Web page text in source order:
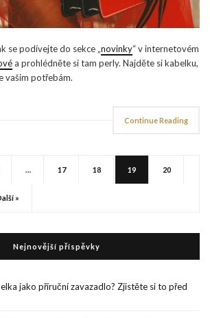
se podívejte do sekce „novinky“ v internetovém
a prohlédněte si tam perly. Najděte si kabelku,
vašim potřebám.
Continue Reading
… 17 18 19 20
»
Nejnovější příspěvky
jako příruční zavazadlo? Zjistěte si to před